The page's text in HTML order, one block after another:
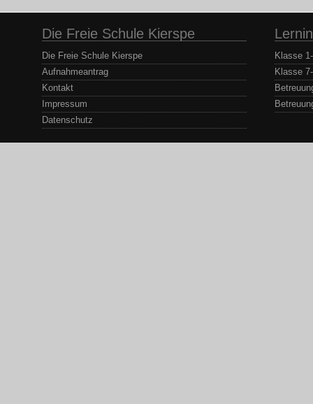
Die Freie Schule Kierspe
Die Freie Schule Kierspe
Aufnahmeantrag
Kontakt
Impressum
Datenschutz
Klasse
Klasse